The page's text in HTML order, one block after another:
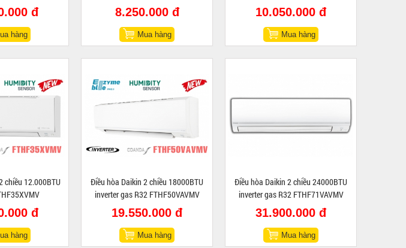
đ
hàng
8.250.000 đ
Mua hàng
10.050.000 đ
Mua hàng
chiều 12.000BTU
đ
hàng
Điều hòa Daikin 2 chiều 18000BTU
inverter gas R32 FTHF50VAVMV
19.550.000 đ
Mua hàng
Điều hòa Daikin 2 chiều 24000BTU
inverter gas R32 FTHF71VAVMV
31.900.000 đ
Mua hàng